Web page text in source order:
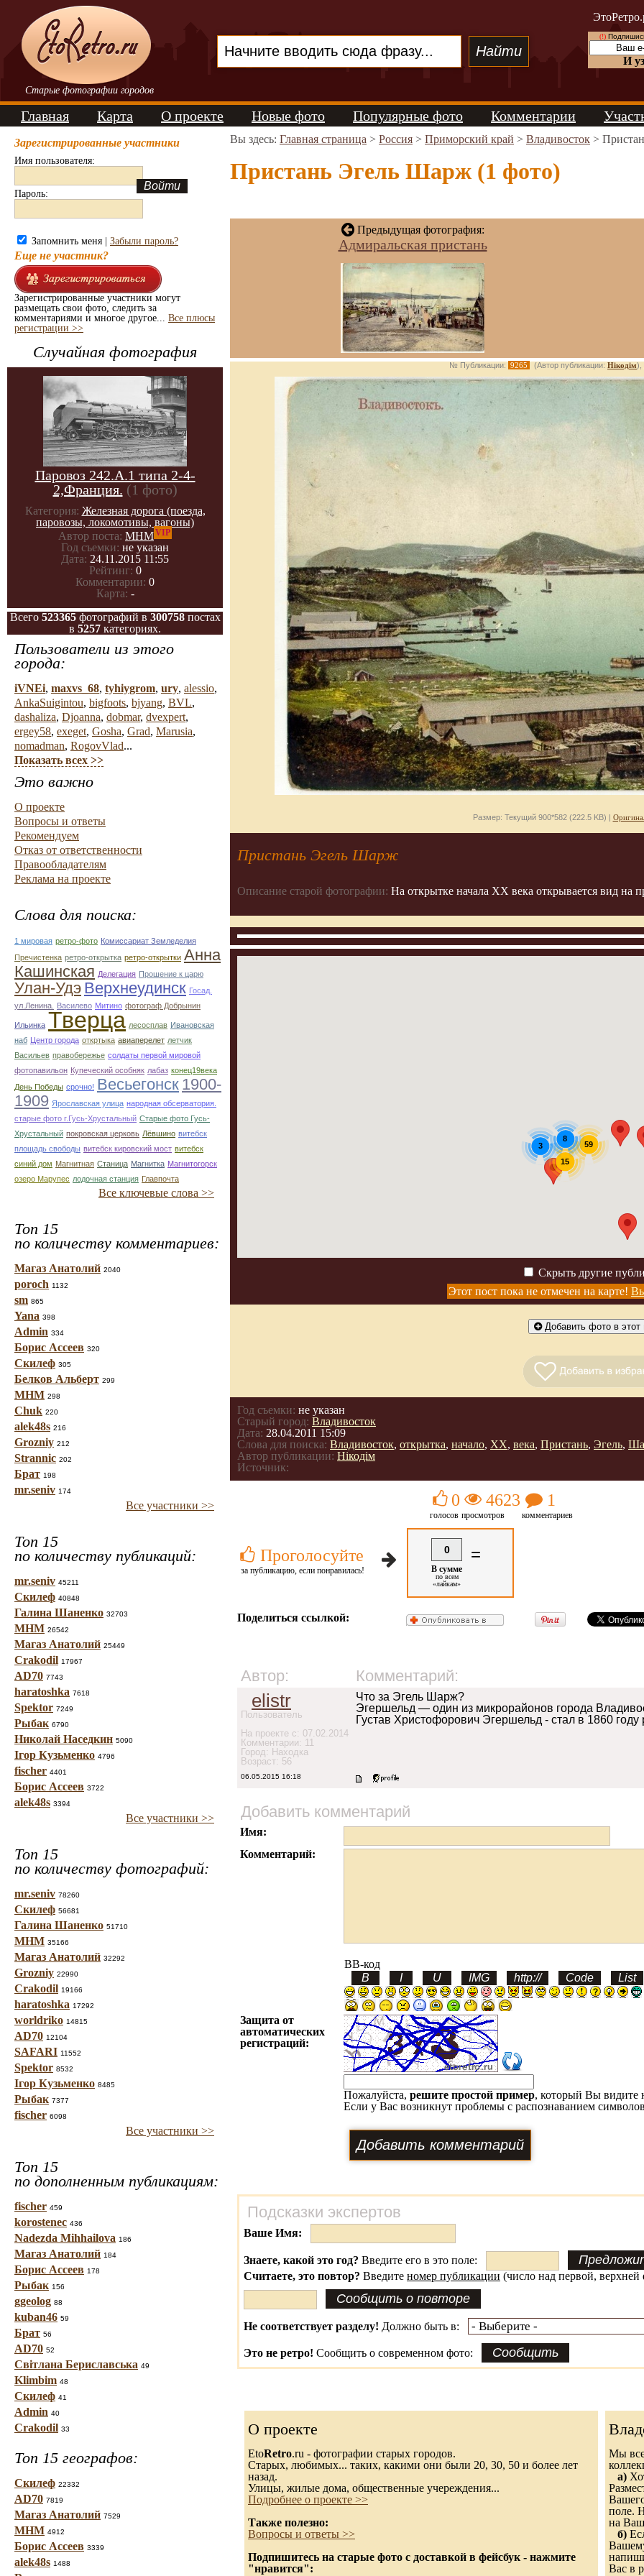
Старые фотографии городов
(!)
И
Главная Карта О проекте Новые фото Популярные фото Комментарии
Зарегистрированные участники
Имя пользователя:
Пароль:
Запомнить меня | Забыли пароль?
Еще не участник?
Зарегистрированные участники могут
размещать свои фото, следить за
комментариями и многое другое... Все плюсы
регистрации >>
Случайная фотография
Паровоз 242.А.1 типа 2-4-
2,Франция. (1 фото)
Категория: Железная дорога (поезда,
паровозы, локомотивы, вагоны)
Автор поста: МНМVIP
Год съемки: не указан
Дата: 24.11.2015 11:55
Рейтинг: 0
Комментарии: 0
Карта: -
Всего 523365фотографий в 300758постах
в 5257 категориях.
Пользователи из этого
города:
iVNEi, maxvs_68, tyhiygrom, ury, alessio,
AnkaSuigintou, bigfoots, bjyang, BVL,
dashaliza, Djoanna, dobmar, dvexpert,
ergey58, exeget, Gosha, Grad, Marusia,
nomadman, RogovVlad...
Показать всех >>
Это важно
О проекте
Вопросы и ответы
Рекомендуем
Отказ от ответственности
Правообладателям
Реклама на проекте
Слова для поиска:
1 мировая ретро-фото Комиссариат Земледелия
Пречистенка ретро-открытка ретро-открытки Анна
Кашинская Делегация Прошение к царю
Улан-Удэ Верхнеудинск Госад.
ул.Ленина.
Василево Митино фотограф Добрынин
Ильинка Тверца лесосплав Ивановская
наб Центр города откртыка авиаперелет летчик
Васильев правобережье солдаты первой мировой
фотопавильон Купеческий особняк лабаз конец19века
День Победы срочно! Весьегонск 1900-
1909 Ярославская улица народная обсерватория.
старые фото г.Гусь-Хрустальный Старые фото Гусь-
Хрустальный покровская церковь Лёвшино витебск
площадь свободы витебск кировский мост витебск
синий дом Магнитная Станица Магнитка Магнитогорск
озеро Марупес лодочная станция Главпочта
Все ключевые слова >>
Топ 15
по количеству комментариев:
Магаз Анатолий 2040
poroch 1132
sm 865
Yana 398
Admin 334
Борис Ассеев 320
Скилеф 305
Белков Альберт 299
МНМ 298
Chuk 220
alek48s 216
Grozniy 212
Strannic 202
Брат 198
mr.seniv 174
Все участники >>
Топ 15
по количеству публикаций:
mr.seniv 45211
Скилеф 40848
Галина Шаненко 32703
МНМ 26542
Магаз Анатолий 25449
Crakodil 17967
AD70 7743
haratoshka 7618
Spektor 7249
Рыбак 6790
Николай Наседкин 5090
Ігор Кузьменко 4796
fischer 4401
Борис Ассеев 3722
alek48s 3394
Все участники >>
Топ 15
по количеству фотографий:
mr.seniv 78260
Скилеф 56681
Галина Шаненко 51710
МНМ 35166
Магаз Анатолий 32292
Grozniy 22990
Crakodil 19166
haratoshka 17292
worldriko 14815
AD70 12104
SAFARI 11552
Spektor 8532
Ігор Кузьменко 8485
Рыбак 7377
fischer 6098
Все участники >>
Топ 15
по дополненным публикациям:
fischer 459
korostenec 436
Nadezda Mihhailova 186
Магаз Анатолий 184
Борис Ассеев 178
Рыбак 156
ggeolog 88
kuban46 59
Брат 56
AD70 52
Світлана Бериславська 49
Klimbim 48
Скилеф 41
Admin 40
Crakodil 33
Топ 15 географов:
Скилеф 22332
AD70 7819
Магаз Анатолий 7529
МНМ 4912
Борис Ассеев 3339
alek48s 1488
Вы здесь: Главная страница > Россия > Приморский край > Владивосток >
Пристань Эгель Шарж (1 фото)
Предыдущая фотография:
Адмиральская пристань
№ Публикации: 9265 (Автор публикации: Нікодім),
Размер: Текущий 900*582 (222.5 KB) |
Пристань Эгель Шарж
Описание старой фотографии: На открытке начала ХХ века открывается вид на
15
59
8
3
Скрыть другие
Этот пост пока не отмечен на карте!
Добавить фото в этот
Год съемки: не указан
Старый город: Владивосток
Дата: 28.04.2011 15:09
Слова для поиска: Владивосток, открытка, начало, ХХ, века, Пристань, Эгель,
Автор публикации: Нікодім
Источник:
Проголосуйте
за публикацию, если понравилась!
0
голосов
4623
просмотров
1
комментариев
0
В сумме
по всем
«лайкам»
=
Поделиться ссылкой:
Автор: Комментарий:
elistr
Пользователь
На проекте с: 07.02.2014
Комментарии: 11
Город: Находка
Возраст: 56
Что за Эгель Шарж?
Эгершельд — один из микрорайонов города
Густав Христофорович Эгершельд - стал в 1860
06.05.2015 16:18
Добавить комментарий
Имя:
Комментарий:
BB-код
Защита от
автоматических
регистраций:
Пожалуйста, решите простой пример, который Вы видите
Если у Вас возникнут проблемы с распознаванием
Подсказки экспертов
Ваше Имя:
Знаете, какой это год? Введите его в это поле:
Считаете, это повтор? Введите номер публикации (число над первой, верхней
Не соответствует разделу! Должно быть в:
Это не ретро! Сообщить о современном фото:
О проекте
EtoRetro.ru - фотографии старых городов.
Старых, любимых... таких, какими они были 20, 30, 50 и более лет
назад.
Улицы, жилые дома, общественные учереждения...
Подробнее о проекте >>
Также полезно:
Вопросы и ответы >>
Подпишитесь на старые фото с доставкой в фейсбук - нажмите
"нравится":
Мы
а)
поле.
на Ваш
б)
Вас в